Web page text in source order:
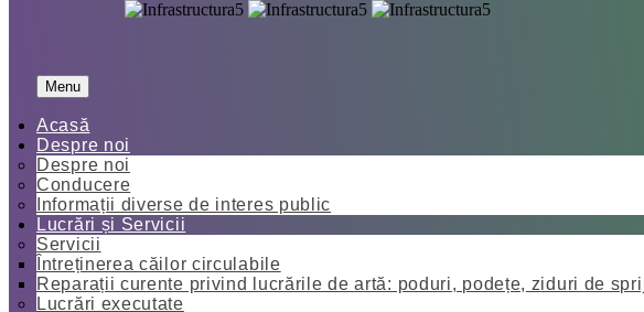
Menu
Acasă
Despre noi
Despre noi
Conducere
Informații diverse de interes public
Lucrări și Servicii
Servicii
Întreținerea căilor circulabile
Reparații curente privind lucrările de artă: poduri, podețe, ziduri de
Lucrări executate